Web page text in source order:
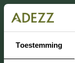
Toestemming
Dieser Abschnitt
Wenn Sie
unter +31 413